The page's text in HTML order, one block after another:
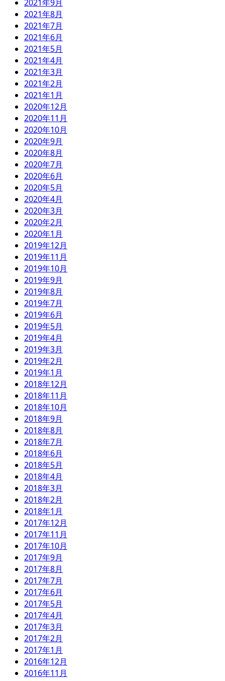
2021年9月
2021年8月
2021年7月
2021年6月
2021年5月
2021年4月
2021年3月
2021年2月
2021年1月
2020年12月
2020年11月
2020年10月
2020年9月
2020年8月
2020年7月
2020年6月
2020年5月
2020年4月
2020年3月
2020年2月
2020年1月
2019年12月
2019年11月
2019年10月
2019年9月
2019年8月
2019年7月
2019年6月
2019年5月
2019年4月
2019年3月
2019年2月
2019年1月
2018年12月
2018年11月
2018年10月
2018年9月
2018年8月
2018年7月
2018年6月
2018年5月
2018年4月
2018年3月
2018年2月
2018年1月
2017年12月
2017年11月
2017年10月
2017年9月
2017年8月
2017年7月
2017年6月
2017年5月
2017年4月
2017年3月
2017年2月
2017年1月
2016年12月
2016年11月